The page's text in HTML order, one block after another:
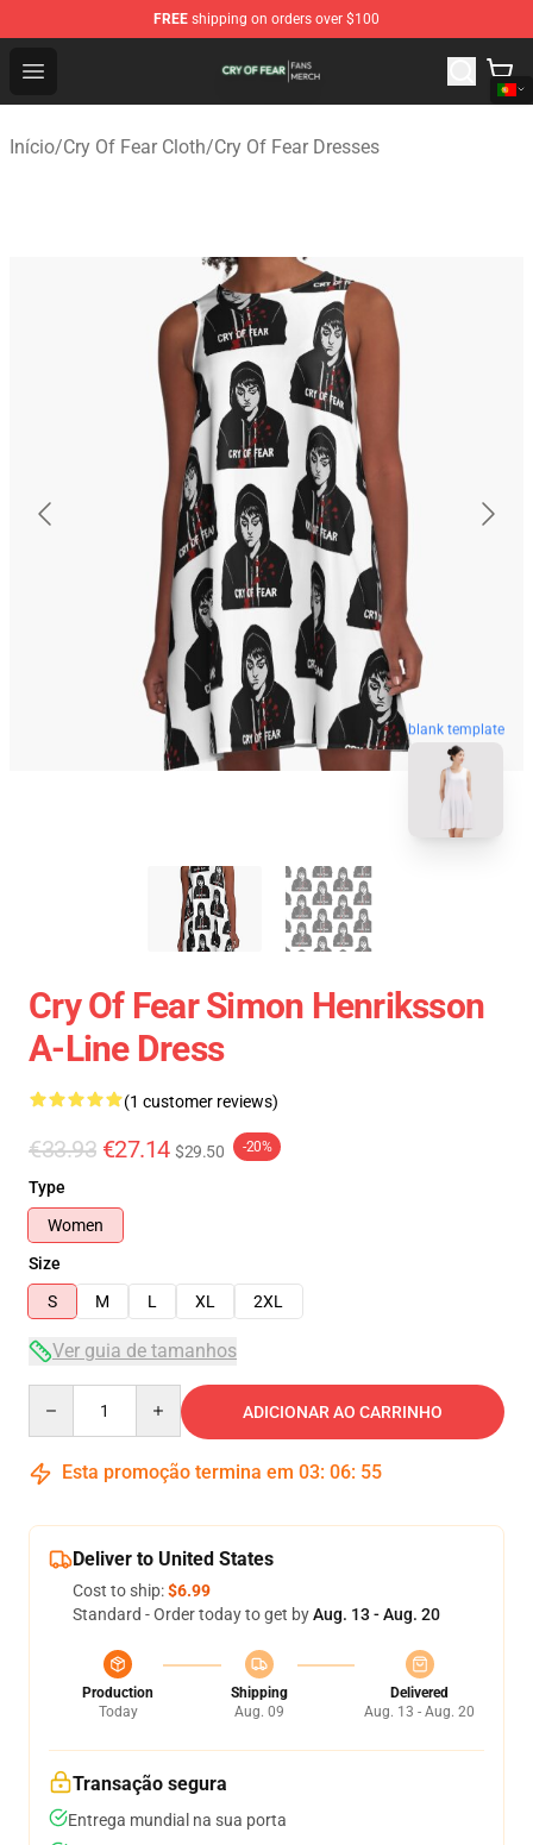
FREE shipping on orders over $100
Open menu
Cry Of Fear Shop - Official Cry Of Fear Merchandise Store
Início/Cry Of Fear Cloth/Cry Of Fear Dresses
blank template
Cry Of Fear Simon Henriksson
A-Line Dress
(1 customer reviews)
€33.93 €27.14 $29.50 -20%
Type
Women
Size
S
M L XL 2XL
Ver guia de tamanhos
ADICIONAR AO CARRINHO
Esta promoção termina em 03: 06: 54
Deliver to United States
Cost to ship:$6.99
Standard - Order today to get byAug. 13 - Aug. 20
Production
Today
Shipping
Aug. 09
Delivered
Aug. 13 - Aug. 20
Transação segura
Entrega mundial na sua porta